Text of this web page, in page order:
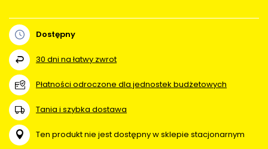
Dostępny
30 dni na łatwy zwrot
Płatności odroczone dla jednostek budżetowych
Tania i szybka dostawa
Ten produkt nie jest dostępny w sklepie stacjonarnym